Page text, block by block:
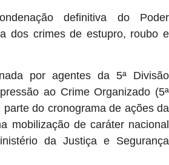
definitiva do Poder
dos crimes de estupro, roubo e
por agentes da 5ª Divisão
ao Crime Organizado (5ª
do cronograma de ações da
mobilização de caráter nacional
da Justiça e Segurança